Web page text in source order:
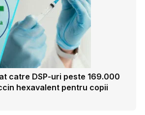
catre DSP-uri peste 169.000
hexavalent pentru copii